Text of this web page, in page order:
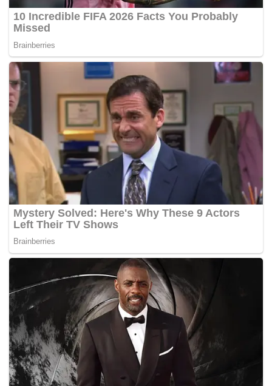
“Adam selesai menjalani pembedahan kira-kira jam 2 pagi
tadi dan hanya tinggal dua jari iaitu jari telunjuk dan ibu
jari.
“Dia masih dirawat di Hospital Taiping,” kata nenek
mangsa,Ã‚Â Noriah Mohd Salleh, 64, kepada
Difahamkan, ketika kejadian jiran dikatakan telah
menasihati mereka supaya tidak bermain mercun selepas
balingan pertama menghasilkan bunyi yang kuat.
Namun, tidak lama kemudian, letupan kedua kedengaran
disusuli dengan jeritan mangsa yang dalam kesakitan
akibat mercun meletup pada tangannya. –
MYNEWSHUB.CC